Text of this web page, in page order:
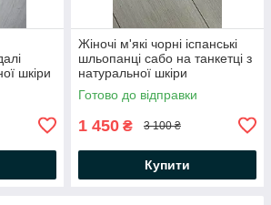
шкіри
Жіночі м'які чорні іспанські
шльопанці сабо на танкетці з
натуральної шкіри
Готово до відправки
1 450 ₴ 3 100 ₴
Купити